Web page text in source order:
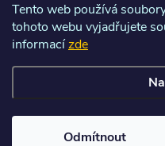
Tento web používá
tohoto webu vyjadřujete
informacízde
Odmítnout